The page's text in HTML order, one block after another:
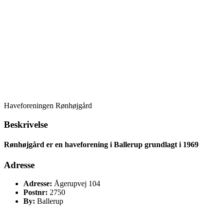
Haveforeningen Rønhøjgård
Beskrivelse
Rønhøjgård er en haveforening i Ballerup grundlagt i 1969
Adresse
Adresse: Ågerupvej 104
Postnr: 2750
By: Ballerup